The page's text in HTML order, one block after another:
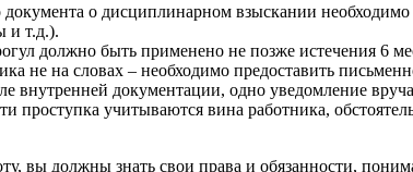
о дисциплинарном взыскании
и т.д.).
должно быть применено не позже истечения 6
не на словах – необходимо предоставить
внутренней документации, одно уведомление
проступка учитываются вина работника,
вы должны знать свои права и обязанности,